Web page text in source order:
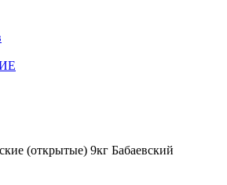
(открытые) 9кг Бабаевский